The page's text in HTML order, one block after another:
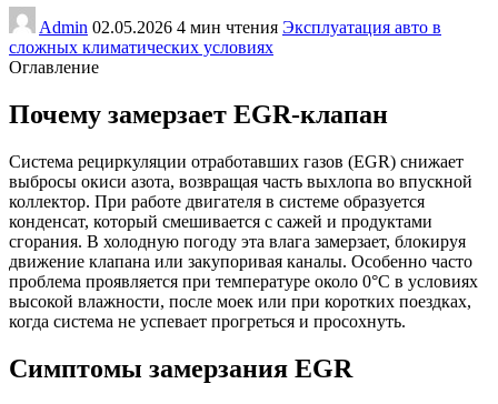
Admin 02.05.2026 4 мин чтения Эксплуатация авто в
сложных климатических условиях
Оглавление
Почему замерзает EGR-клапан
Система рециркуляции отработавших газов (EGR) снижает
выбросы окиси азота, возвращая часть выхлопа во впускной
коллектор. При работе двигателя в системе образуется
конденсат, который смешивается с сажей и продуктами
сгорания. В холодную погоду эта влага замерзает, блокируя
движение клапана или закупоривая каналы. Особенно часто
проблема проявляется при температуре около 0°C в условиях
высокой влажности, после моек или при коротких поездках,
когда система не успевает прогреться и просохнуть.
Симптомы замерзания EGR